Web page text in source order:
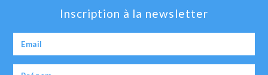
Inscription à la newsletter